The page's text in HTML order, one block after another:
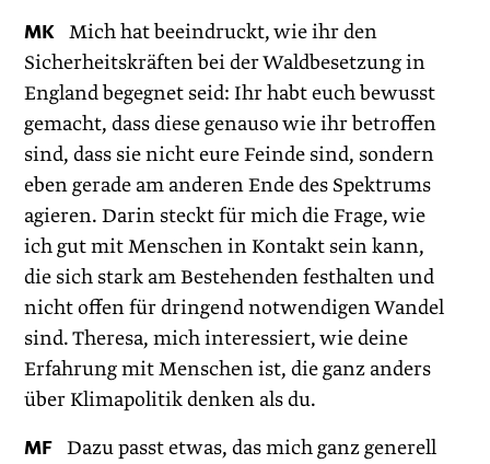
MK Mich hat beeindruckt, wie ihr den
Sicherheitskräften bei der Waldbesetzung in
England begegnet seid: Ihr habt euch bewusst
gemacht, dass diese genauso wie ihr betroffen
sind, dass sie nicht eure Feinde sind, sondern
eben gerade am anderen Ende des Spektrums
agieren. Darin steckt für mich die Frage, wie
ich gut mit Menschen in Kontakt sein kann,
die sich stark am Bestehenden festhalten und
nicht offen für dringend notwendigen Wandel
sind. Theresa, mich interessiert, wie deine
Erfahrung mit Menschen ist, die ganz anders
über Klimapolitik denken als du.
MF Dazu passt etwas, das mich ganz generell